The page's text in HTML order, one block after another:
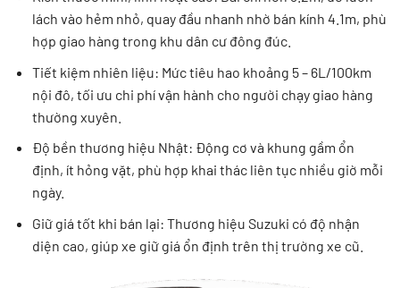
lách vào hẻm nhỏ, quay đầu nhanh nhờ bán kính 4.1m, phù
hợp giao hàng trong khu dân cư đông đúc.
Tiết kiệm nhiên liệu: Mức tiêu hao khoảng 5 – 6L/100km
nội đô, tối ưu chi phí vận hành cho người chạy giao hàng
thường xuyên.
Độ bền thương hiệu Nhật: Động cơ và khung gầm ổn
định, ít hỏng vặt, phù hợp khai thác liên tục nhiều giờ mỗi
ngày.
Giữ giá tốt khi bán lại: Thương hiệu Suzuki có độ nhận
diện cao, giúp xe giữ giá ổn định trên thị trường xe cũ.